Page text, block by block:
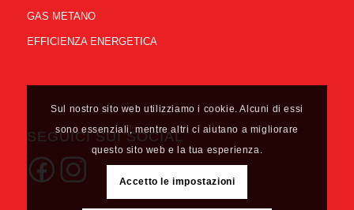
GAS METANO
EFFICIENZA ENERGETICA
SEGUICI SUI SOCIAL
Sul nostro sito web utilizziamo i cookie. Alcuni di essi
sono essenziali, mentre altri ci aiutano a migliorare
questo sito web e la tua esperienza.
Accetto le impostazioni